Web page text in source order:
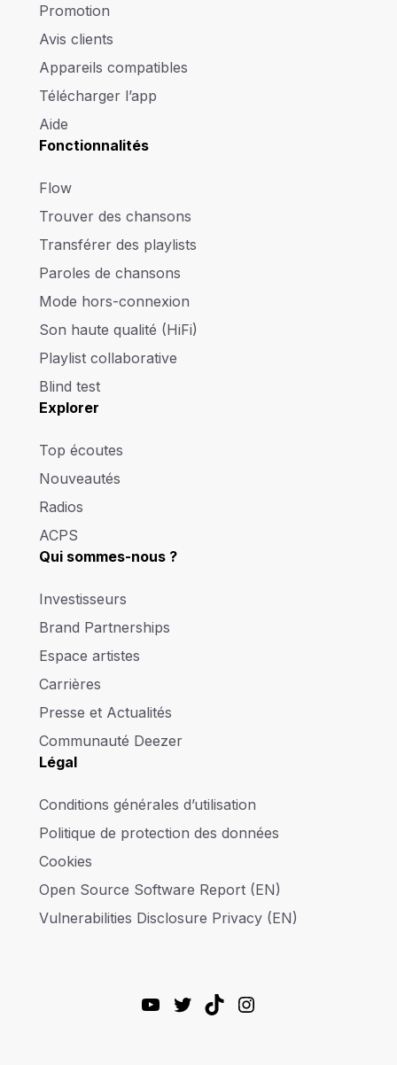
Promotion
Avis clients
Appareils compatibles
Télécharger l’app
Aide
Fonctionnalités
Flow
Trouver des chansons
Transférer des playlists
Paroles de chansons
Mode hors-connexion
Son haute qualité (HiFi)
Playlist collaborative
Blind test
Explorer
Top écoutes
Nouveautés
Radios
ACPS
Qui sommes-nous ?
Investisseurs
Brand Partnerships
Espace artistes
Carrières
Presse et Actualités
Communauté Deezer
Légal
Conditions générales d’utilisation
Politique de protection des données
Cookies
Open Source Software Report (EN)
Vulnerabilities Disclosure Privacy (EN)
YouTube
Twitter
TikTokInstagram